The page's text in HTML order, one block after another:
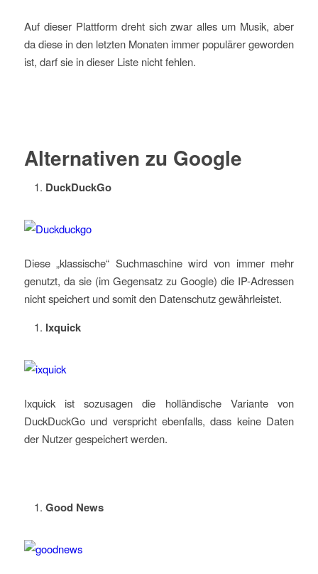
Auf dieser Plattform dreht sich zwar alles um Musik, aber
da diese in den letzten Monaten immer populärer geworden
ist, darf sie in dieser Liste nicht fehlen.
Alternativen zu Google
DuckDuckGo
Diese „klassische“ Suchmaschine wird von immer mehr
genutzt, da sie (im Gegensatz zu Google) die IP-Adressen
nicht speichert und somit den Datenschutz gewährleistet.
Ixquick
Ixquick ist sozusagen die holländische Variante von
DuckDuckGo und verspricht ebenfalls, dass keine Daten
der Nutzer gespeichert werden.
Good News